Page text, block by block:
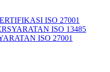
ISO 27001
ISO 13485
ISO 27001